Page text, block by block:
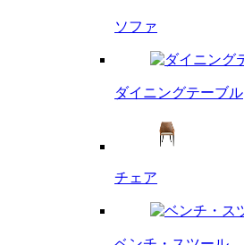
ソファ
ダイニングテーブル
チェア